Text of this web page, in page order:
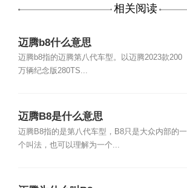
相关阅读
迈腾b8什么意思
迈腾b8指的迈腾第八代车型。以迈腾2023款200
万辆纪念版280TS...
迈腾B8是什么意思
迈腾B8指的是第八代车型，B8只是大众内部的一
个叫法，也可以理解为一个...